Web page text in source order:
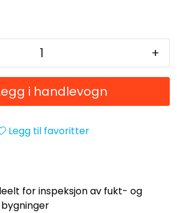
+
i handlevogn
Legg til favoritter
for inspeksjon av fukt- og